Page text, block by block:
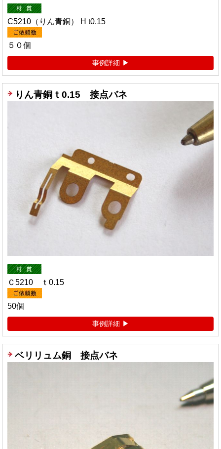
C5210（りん青銅） H t0.15
５０個
事例詳細
りん青銅ｔ0.15 接点バネ
Ｃ5210 ｔ0.15
50個
事例詳細
ベリリュム銅 接点バネ